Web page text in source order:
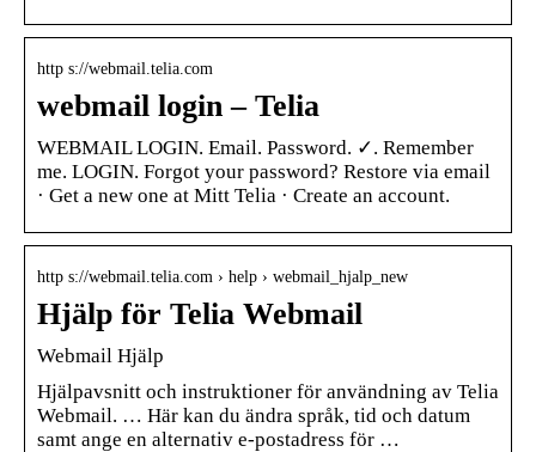
http s://webmail.telia.com
webmail login – Telia
WEBMAIL LOGIN. Email. Password. ✓. Remember
me. LOGIN. Forgot your password? Restore via email
· Get a new one at Mitt Telia · Create an account.
http s://webmail.telia.com › help › webmail_hjalp_new
Hjälp för Telia Webmail
Webmail Hjälp
Hjälpavsnitt och instruktioner för användning av Telia
Webmail. … Här kan du ändra språk, tid och datum
samt ange en alternativ e-postadress för …